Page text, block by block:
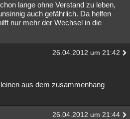
Orte Esoterik Literatur
Gruppen Gaming Filme
Allmystery English
lange ohne Verstand zu leben,
auch gefährlich. Da helfen
nur mehr der Wechsel in die
26.04.2012 um 21:42
aus dem zusammenhang
26.04.2012 um 21:44